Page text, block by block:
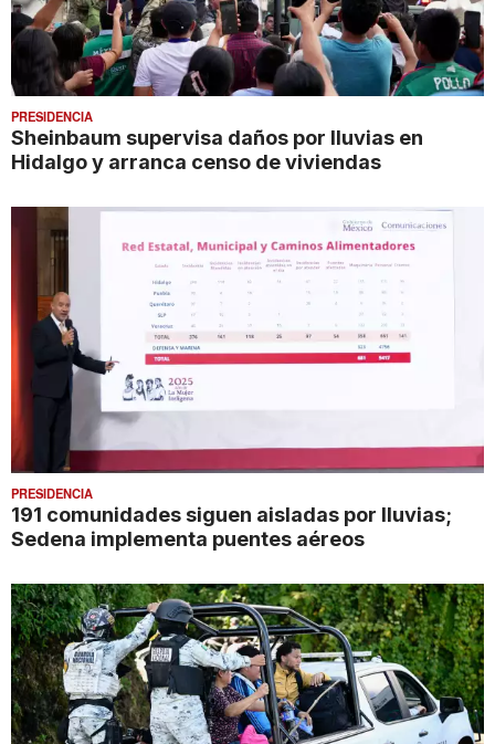
PRESIDENCIA
Sheinbaum supervisa daños por lluvias en
Hidalgo y arranca censo de viviendas
PRESIDENCIA
191 comunidades siguen aisladas por lluvias;
Sedena implementa puentes aéreos